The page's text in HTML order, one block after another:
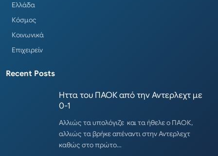
Ελλάδα
Κόσμος
Κοινωνικά
Επιχειρείν
Recent Posts
Ηττα του ΠΑΟΚ από την Αντερλεχτ με
0-1
Αλλιώς τα υπολόγιζε και τα ήθελε ο ΠΑΟΚ,
αλλιώς τα βρήκε απέναντι στην Αντερλεχτ
καθώς στο πρώτο…